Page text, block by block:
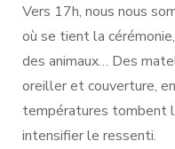
Vers 17h, nous nous
où se tient la
des animaux… Des
oreiller et couverture,
températures tombent
intensifier le ressenti.